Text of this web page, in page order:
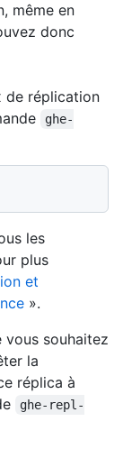
même en
donc
de réplication
ghe-
les
plus
et
».
vous souhaitez
la
réplica à
ghe-repl-